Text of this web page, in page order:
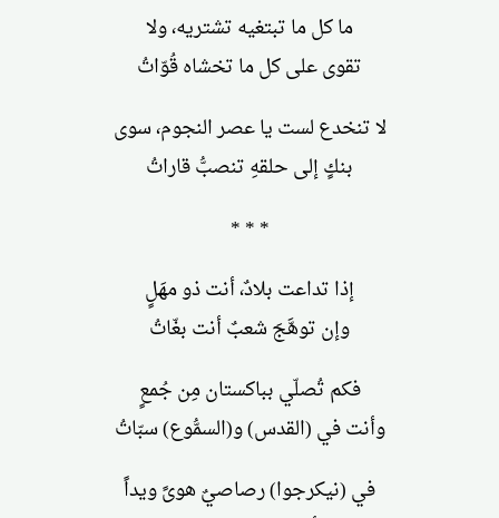
ما كل ما تبتغيه تشتريه، ولا
تقوى على كل ما تخشاه قُوّاتُ
لا تنخدع لست يا عصر النجوم، سوى
بنكٍ إلى حلقهِ تنصبُّ قاراتُ
* * *
إذا تداعت بلادٌ، أنت ذو مهَلٍ
وإن توهَّجَ شعبٌ أنت بغّاتُ
فكم تُصلّي بباكستان مِن جُمعٍ
وأنت في (القدس) و(السمُّوع) سبّاتُ
في (نيكرجوا) رصاصيٌ هوىً ويداً